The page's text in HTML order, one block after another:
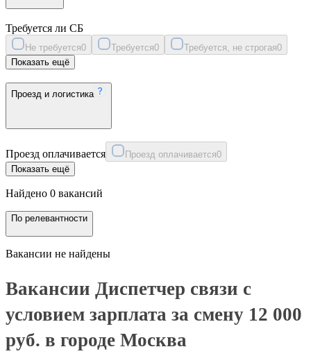
Требуется ли СБ
Не требуется0 Требуется0 Требуется, не строгая0
Показать ещё
Проезд и логистика
Проезд оплачивается Проезд оплачивается0
Показать ещё
Найдено 0 вакансий
По релевантности
Вакансии не найдены
Вакансии Диспетчер связи с
условием зарплата за смену 12 000
руб. в городе Москва